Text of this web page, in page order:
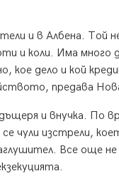
и в Албена. Той
и коли. Има много
кое дело и кой
предава
и внучка. По
чули изстрели,
Все още не